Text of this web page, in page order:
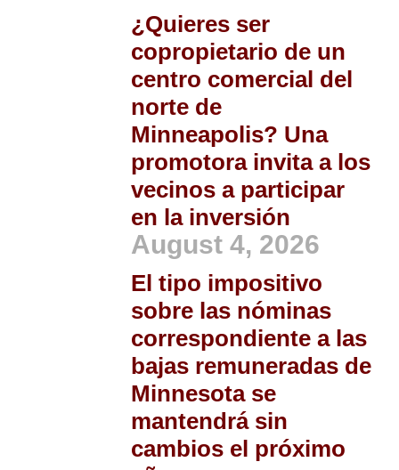
¿Quieres ser
copropietario de un
centro comercial del
norte de
Minneapolis? Una
promotora invita a los
vecinos a participar
en la inversión
August 4, 2026
El tipo impositivo
sobre las nóminas
correspondiente a las
bajas remuneradas de
Minnesota se
mantendrá sin
cambios el próximo